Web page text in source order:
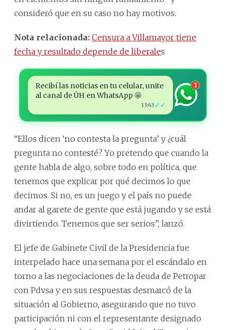
consideró que en su caso no hay motivos.
Nota relacionada: Censura a Villamayor tiene
fecha y resultado depende de liberales
Recibí las noticias en tu celular, unite
al canal de ÚH en WhatsApp 🤩
13:43 ✓✓
1
“Ellos dicen ‘no contesta la pregunta’ y ¿cuál
pregunta no contesté? Yo pretendo que cuando la
gente habla de algo, sobre todo en política, que
tenemos que explicar por qué decimos lo que
decimos. Si no, es un juego y el país no puede
andar al garete de gente que está jugando y se está
divirtiendo. Tenemos que ser serios”, lanzó.
El jefe de Gabinete Civil de la Presidencia fue
interpelado hace una semana por el escándalo en
torno a las negociaciones de la deuda de Petropar
con Pdvsa y en sus respuestas desmarcó de la
situación al Gobierno, asegurando que no tuvo
participación ni con el representante designado